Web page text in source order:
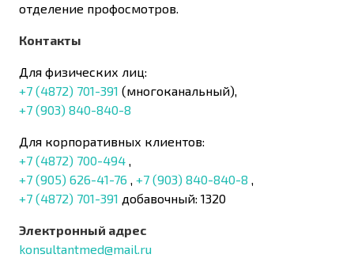
отделение профосмотров.
Контакты
Для физических лиц:
+7 (4872) 701-391 (многоканальный),
+7 (903) 840-840-8
Для корпоративных клиентов:
+7 (4872) 700-494 ,
+7 (905) 626-41-76 , +7 (903) 840-840-8 ,
+7 (4872) 701-391 добавочный: 1320
Электронный адрес
konsultantmed@mail.ru